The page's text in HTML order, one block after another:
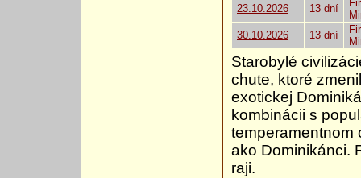
23.10.2026
13 dní
30.10.2026
13 dní
Starobylé
chute, ktoré
exotickej
kombinácii s
temperamentnom
ako Dominikánci.
raji.